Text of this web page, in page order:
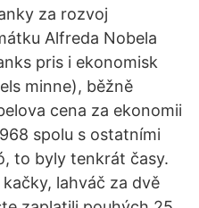
za rozvoj
Alfreda Nobela
pris i ekonomisk
minne), běžně
cena za ekonomii
spolu s ostatními
to byly tenkrát časy.
lahváč za dvě